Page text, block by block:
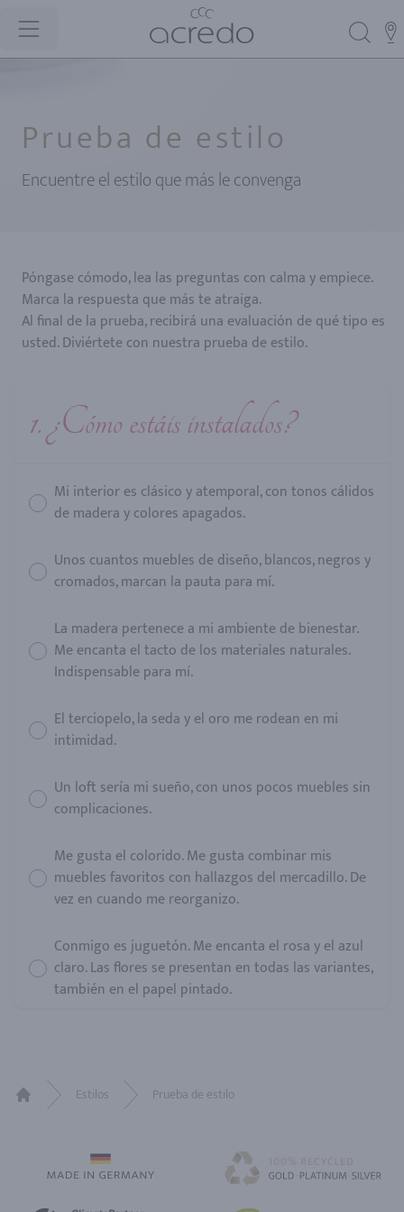
Prueba de estilo
Encuentre el estilo que más le convenga
Póngase cómodo, lea las preguntas con calma y empiece.
Marca la respuesta que más te atraiga.
Al final de la prueba, recibirá una evaluación de qué tipo es
usted. Diviértete con nuestra prueba de estilo.
1. ¿Cómo estáis instalados?
Mi interior es clásico y atemporal, con tonos cálidos
de madera y colores apagados.
Unos cuantos muebles de diseño, blancos, negros y
cromados, marcan la pauta para mí.
La madera pertenece a mi ambiente de bienestar.
Me encanta el tacto de los materiales naturales.
Indispensable para mí.
El terciopelo, la seda y el oro me rodean en mi
intimidad.
Un loft sería mi sueño, con unos pocos muebles sin
complicaciones.
Me gusta el colorido. Me gusta combinar mis
muebles favoritos con hallazgos del mercadillo. De
vez en cuando me reorganizo.
Conmigo es juguetón. Me encanta el rosa y el azul
claro. Las flores se presentan en todas las variantes,
también en el papel pintado.
Estilos Prueba de estilo